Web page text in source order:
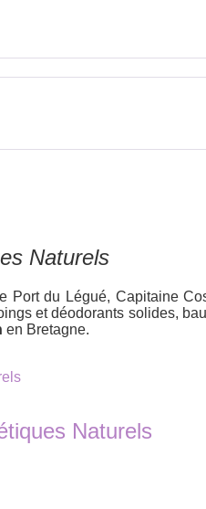
Naturels
Port du Légué, Capitaine
et déodorants solides,
en Bretagne.
Naturels